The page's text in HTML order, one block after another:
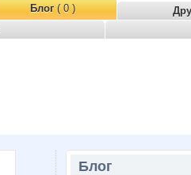
Блог( 0 )
Блог